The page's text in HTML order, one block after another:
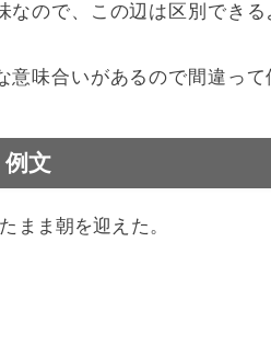
なので、この辺は区別でき
意味合いがあるので間違っ
例文
まま朝を迎えた。